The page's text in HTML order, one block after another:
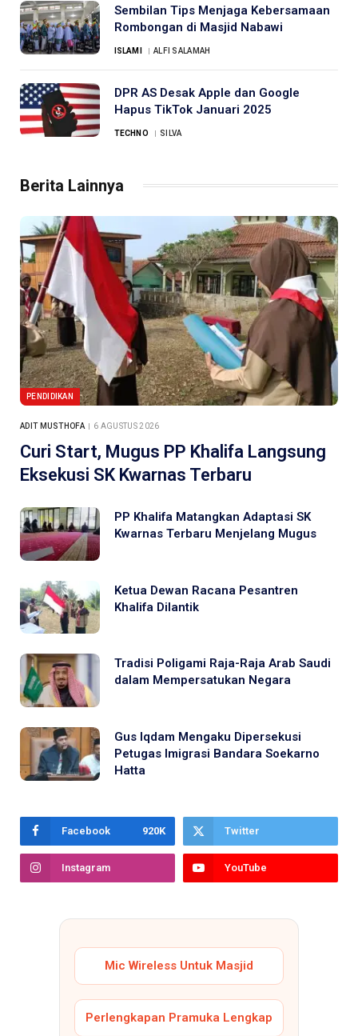
Sembilan Tips Menjaga Kebersamaan
Rombongan di Masjid Nabawi
ISLAMI ALFI SALAMAH
DPR AS Desak Apple dan Google
Hapus TikTok Januari 2025
TECHNO SILVA
Berita Lainnya
PENDIDIKAN
ADIT MUSTHOFA 6 AGUSTUS 2026
Curi Start, Mugus PP Khalifa Langsung
Eksekusi SK Kwarnas Terbaru
PP Khalifa Matangkan Adaptasi SK
Kwarnas Terbaru Menjelang Mugus
Ketua Dewan Racana Pesantren
Khalifa Dilantik
Tradisi Poligami Raja-Raja Arab Saudi
dalam Mempersatukan Negara
Gus Iqdam Mengaku Dipersekusi
Petugas Imigrasi Bandara Soekarno
Hatta
Facebook 920K Twitter
Instagram YouTube
Mic Wireless Untuk Masjid
Perlengkapan Pramuka Lengkap